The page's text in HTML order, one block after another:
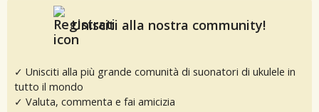
Unisciti alla nostra community!
✓ Unisciti alla più grande comunità di suonatori di ukulele in
tutto il mondo
✓ Valuta, commenta e fai amicizia